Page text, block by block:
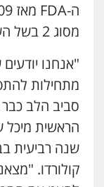
מסוג 2 בשל השפעתו על הרגישות לאינסולין.
מתחילות
סביב הלב
הראשית מיכל
שנה רביעית
קולורדו.